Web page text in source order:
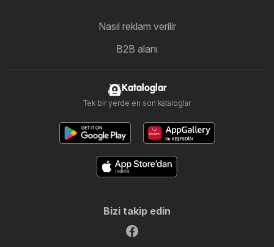
Nasıl reklam verilir
B2B alanı
Kataloglar
Tek bir yerde en son kataloglar
Bizi takip edin